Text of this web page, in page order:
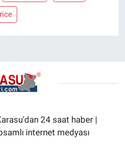
24 saat haber |
internet medyası